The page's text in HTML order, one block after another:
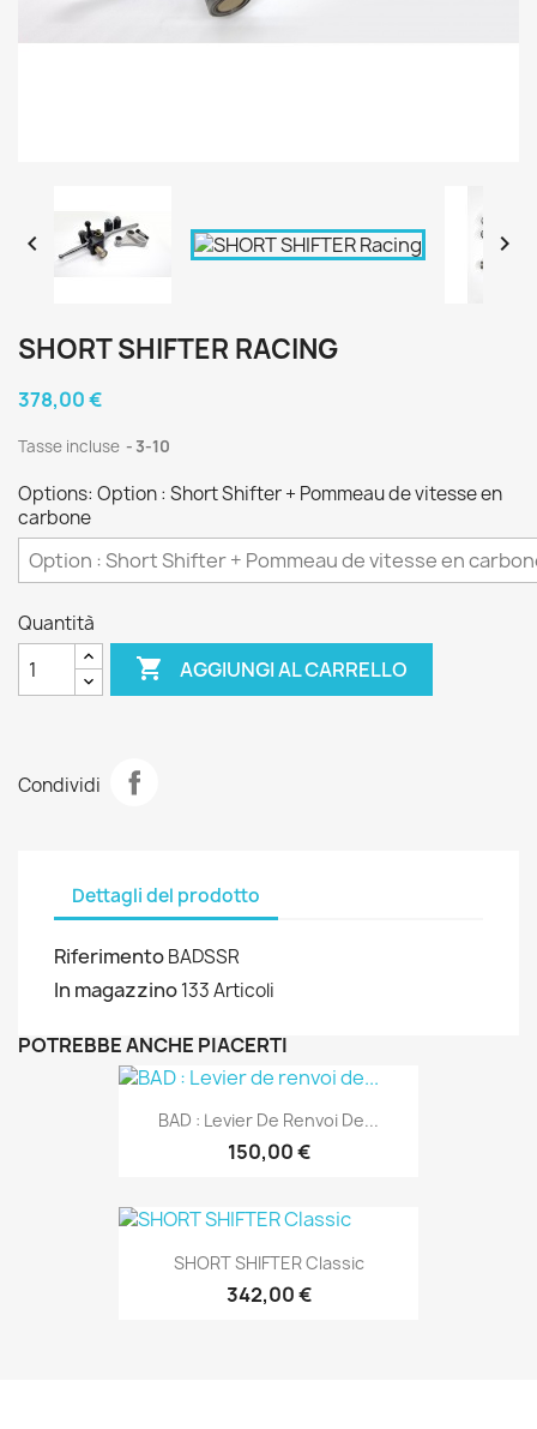
 
SHORT SHIFTER RACING
378,00 €
Tasse incluse 3-10
Options: Option : Short Shifter + Pommeau de vitesse en
carbone
Quantità
 AGGIUNGI AL CARRELLO
Condividi
Dettagli del prodotto
RiferimentoBADSSR
In magazzino133 Articoli
POTREBBE ANCHE PIACERTI
BAD : Levier De Renvoi De...
150,00 €
SHORT SHIFTER Classic
342,00 €